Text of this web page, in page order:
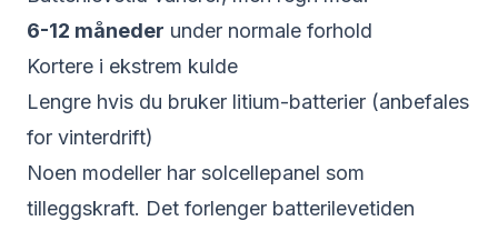
6-12 måneder under normale forhold
Kortere i ekstrem kulde
Lengre hvis du bruker litium-batterier (anbefales
for vinterdrift)
Noen modeller har solcellepanel som
tilleggskraft. Det forlenger batterilevetiden